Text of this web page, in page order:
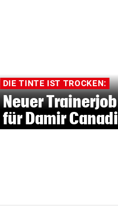
DIE TINTE IST TROCKEN:
Neuer Trainerjob
für Damir Canadi